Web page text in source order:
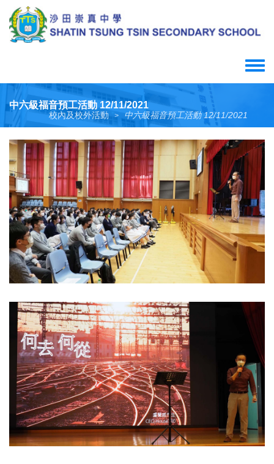
main
content
Toggle
menu
中六級福音預工活動 12/11/2021
校內及校外活動 > 中六級福音預工活動 12/11/2021